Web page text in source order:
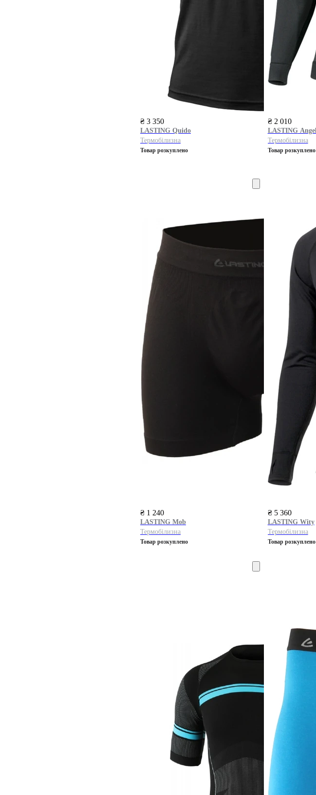
₴ 3 350
LASTING Quido
Термобілизна
Товар розкуплено
₴ 2 010
LASTINGAngel
Термобілизна
Товар розкуплено
₴ 1 240
LASTING Mob
Термобілизна
Товар розкуплено
₴ 5 360
LASTINGWity
Термобілизна
Товар розкуплено